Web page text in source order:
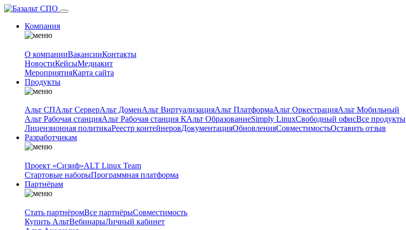
Компания
О компанииВакансииКонтакты
НовостиКейсыМедиакит
МероприятияКарта сайта
Продукты
Альт СПАльт СерверАльт ДоменАльт ВиртуализацияАльт ПлатформаАльт ОркестрацияАльт Мобильный
Альт Рабочая станцияАльт Рабочая станция КАльт ОбразованиеSimply LinuxСвободный офисВсе продукты
Лицензионная политикаРеестр контейнеровДокументацияОбновленияСовместимостьОставить отзыв
Разработчикам
Проект «Сизиф»ALT Linux Team
Стартовые наборыПрограммная платформа
Партнёрам
Стать партнёромВсе партнёрыСовместимость
Купить АльтВебинарыЛичный кабинет